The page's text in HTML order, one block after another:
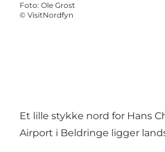
Foto: Ole Grost
© VisitNordfyn
Et lille stykke nord for Hans
Airport i Beldringe ligger